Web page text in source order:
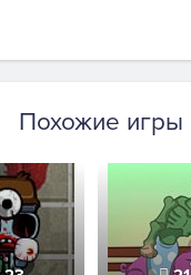
Похожие игры